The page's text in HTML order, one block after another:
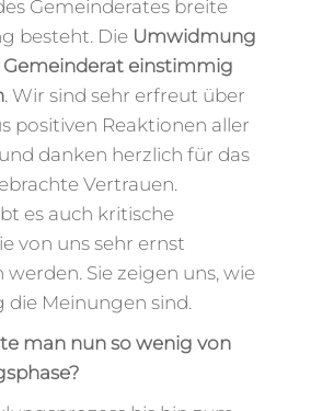
Gemeinderates breite
besteht. DieUmwidmung
einstimmig
. Wir sind sehr erfreut über
positiven Reaktionen aller
danken herzlich für das
Vertrauen.
es auch kritische
von uns sehr ernst
Sie zeigen uns, wie
die Meinungen sind.
man nun so wenig von